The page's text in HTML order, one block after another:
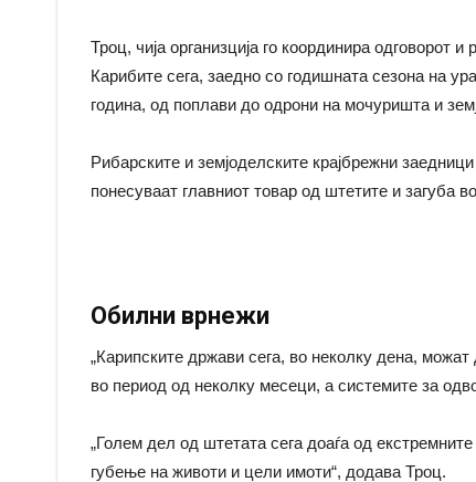
Троц, чија организција го координира одговорот
Карибите сега, заедно со годишната сезона на
година, од поплави до одрони на мочуришта и
Рибарските и земјоделските крајбрежни
понесуваат главниот товар од штетите и загуба
Обилни врнежи
„Карипските држави сега, во неколку дена,
во период од неколку месеци, а системите за
„Голем дел од штетата сега доаѓа од
губење на животи и цели имоти“, додава Троц.